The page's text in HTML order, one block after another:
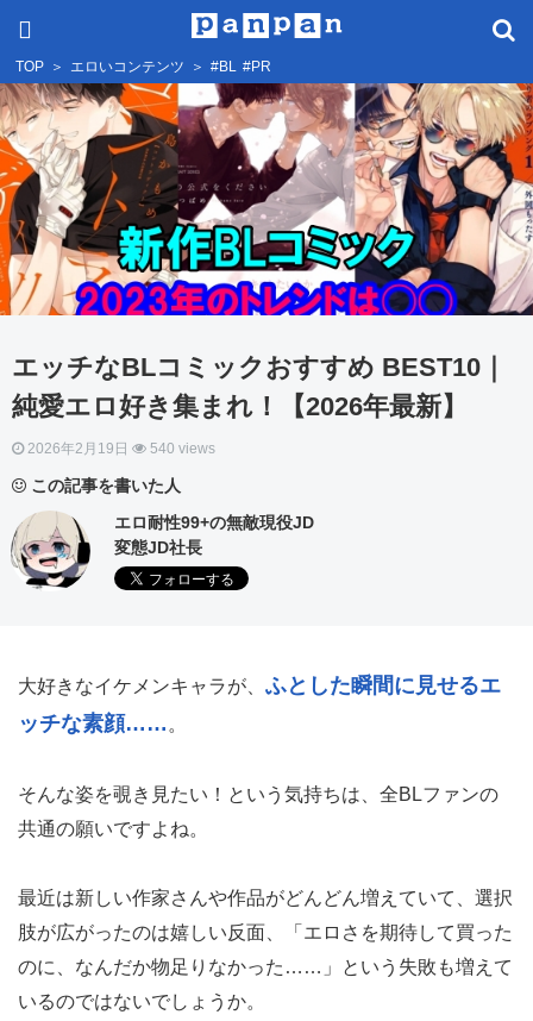
TOP ＞ エロいコンテンツ ＞ #BL #PR
エッチなBLコミックおすすめ BEST10｜
純愛エロ好き集まれ！【2026年最新】
2026年2月19日 540 views
この記事を書いた人
エロ耐性99+の無敵現役JD
変態JD社長
大好きなイケメンキャラが、 ふとした瞬間に見せるエ
ッチな素顔…… 。
そんな姿を覗き見たい！という気持ちは、全BLファンの
共通の願いですよね。
最近は新しい作家さんや作品がどんどん増えていて、選択
肢が広がったのは嬉しい反面、「エロさを期待して買った
のに、なんだか物足りなかった……」という失敗も増えて
いるのではないでしょうか。